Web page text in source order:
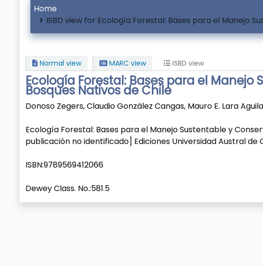
Home
ISBD view for Ecología Forestal: Bases para el Manejo
Normal view MARC view ISBD view
Ecología Forestal: Bases para el
Bosques Nativos de Chile
Donoso Zegers, Claudio González Cangas, Mauro E. Lara
Ecología Forestal: Bases para el Manejo Sustentable y
publicación no identificado] Ediciones Universidad Austral de
ISBN:9789569412066
Dewey Class. No.:581.5